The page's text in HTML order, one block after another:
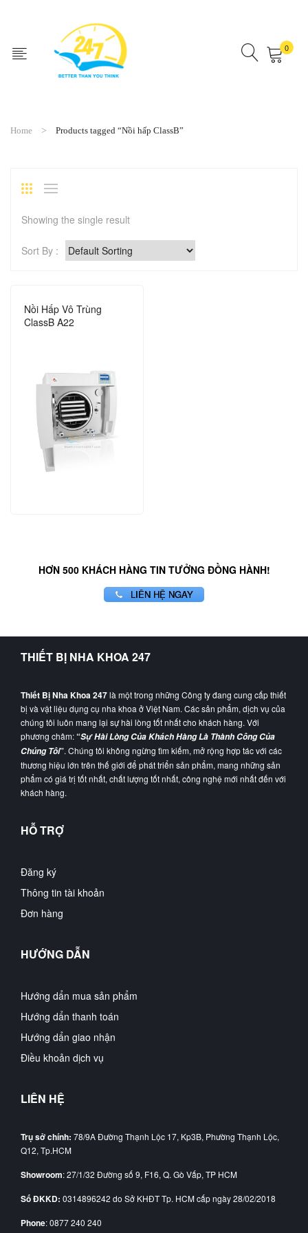
0
Home Products tagged “Nồi hấp ClassB”
Showing the single result
Sort By :
Nồi Hấp Vô Trùng
ClassB A22
HƠN 500 KHÁCH HÀNG TIN TƯỞNG ĐỒNG HÀNH!
LIÊN HỆ NGAY
THIẾT BỊ NHA KHOA 247
Thiết Bị Nha Khoa 247là một trong những Công ty đang cung cấp thiết
bị và vật liệu dụng cụ nha khoa ở Việt Nam. Các sản phẩm, dịch vụ của
chúng tôi luôn mang lại sự hài lòng tốt nhất cho khách hàng. Với
phương châm:“Sự Hài Lòng Của Khách Hàng Là Thành Công Của
Chúng Tôi”. Chúng tôi không ngừng tìm kiếm, mở rộng hợp tác với các
thương hiệu lớn trên thế giới để phát triển sản phẩm, mang những sản
phẩm có giá trị tốt nhất, chất lượng tốt nhất, công nghệ mới nhất đến với
khách hàng.
HỖ TRỢ
Đăng ký
Thông tin tài khoản
Đơn hàng
HƯỚNG DẪN
Hướng dẩn mua sản phẩm
Hướng dẩn thanh toán
Hướng dẩn giao nhận
Điều khoản dịch vụ
LIÊN HỆ
Trụ sở chính: 78/9A Đường Thạnh Lộc 17, Kp3B, Phường Thạnh Lộc,
Q12, Tp.HCM
Showroom: 27/1/32 Đường số 9, F16, Q. Gò Vấp, TP HCM
Số ĐKKD: 0314896242 do Sở KHĐT Tp. HCM cấp ngày 28/02/2018
Phone: 0877 240 240